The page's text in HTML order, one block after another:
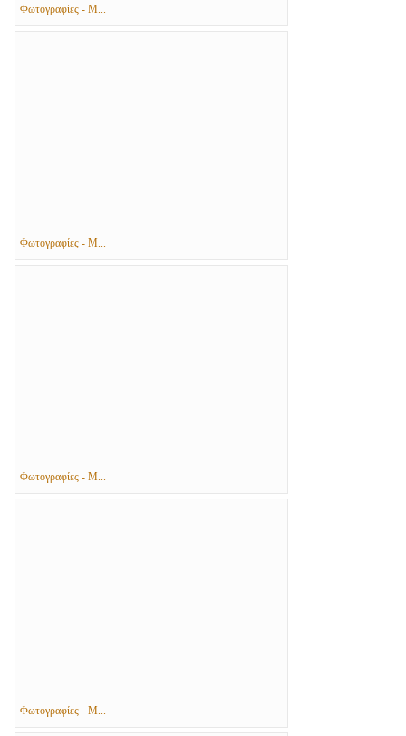
Φωτογραφίες - Μ...
Φωτογραφίες - Μ...
Φωτογραφίες - Μ...
Φωτογραφίες - Μ...